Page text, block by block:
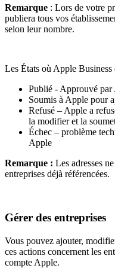
Remarque : Lors de votre
publiera tous vos
selon leur nombre.
Les États où Apple Business
Publié - Approuvé par
Soumis à Apple pour
Refusé – Apple a
la modifier et la
Échec – problème
Apple
Remarque : Les adresses
entreprises déjà référencées.
Gérer des entreprises
Vous pouvez ajouter,
ces actions concernent les
compte Apple.